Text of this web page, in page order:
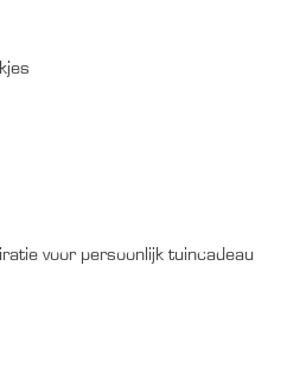
voor persoonlijk tuincadeau